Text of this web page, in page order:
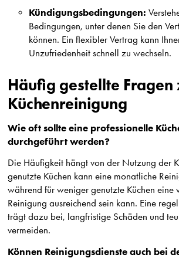
Kündigungsbedingungen:
Bedingungen, unter denen Sie den
können. Ein flexibler Vertrag kann
Unzufriedenheit schnell zu wechseln.
Häufig gestellte Fragen
Küchenreinigung
Wie oft sollte eine professionelle
durchgeführt werden?
Die Häufigkeit hängt von der Nutzung der
genutzte Küchen kann eine monatliche
während für weniger genutzte Küchen eine
Reinigung ausreichend sein kann. Eine
trägt dazu bei, langfristige Schäden und
vermeiden.
Können Reinigungsdienste auch bei